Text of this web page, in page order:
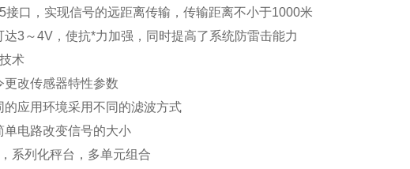
接口，实现信号的远距离传输，传输距离不小于1000米
达3～4V，使抗*力加强，同时提高了系统防雷击能力
术
更改传感器特性参数
的应用环境采用不同的滤波方式
单电路改变信号的大小
系列化秤台，多单元组合